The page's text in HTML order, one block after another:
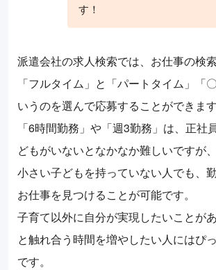
す！
派遣会社の求人検索では、お仕事の検
「フルタイム」と「パートタイム」「
いうのを選んで応募することができます
「6時間勤務」や「週3勤務」は、正社
どもがいないとなかなか難しいですが
小さい子どもを持っていない人でも、
お仕事を見つけることが可能です。
子育て以外に自分が実現したいことが
と触れ合う時間を増やしたい人にはぴ
です。